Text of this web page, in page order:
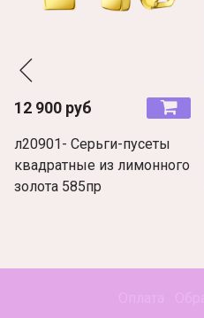
12 900 руб
л20901- Серьги-пусеты
квадратные из лимонного
золота 585пр